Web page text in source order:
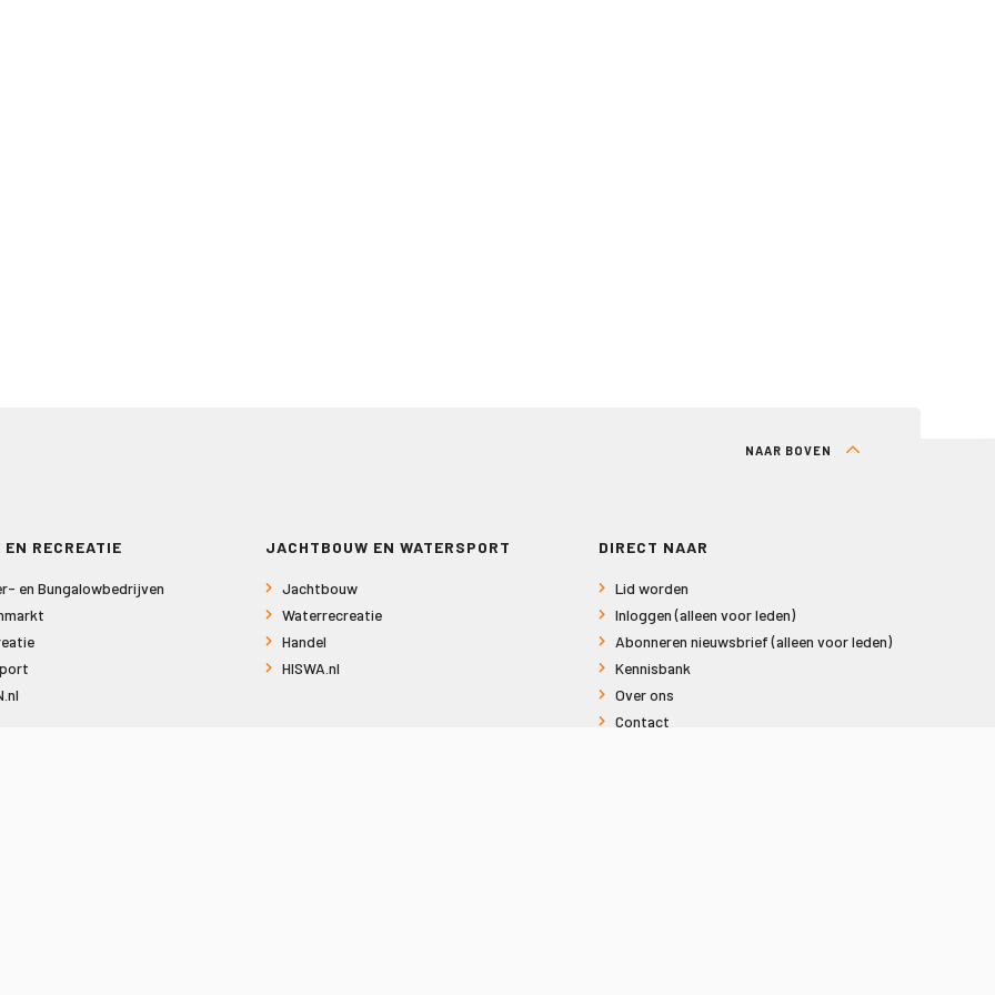
NAAR BOVEN
EN RECREATIE
en Bungalowbedrijven
JACHTBOUW EN WATERSPORT
Jachtbouw
Waterrecreatie
Handel
HISWA.nl
DIRECT NAAR
Lid worden
Inloggen (alleen voor leden)
Abonneren nieuwsbrief (alleen voor leden)
Kennisbank
Over ons
Contact